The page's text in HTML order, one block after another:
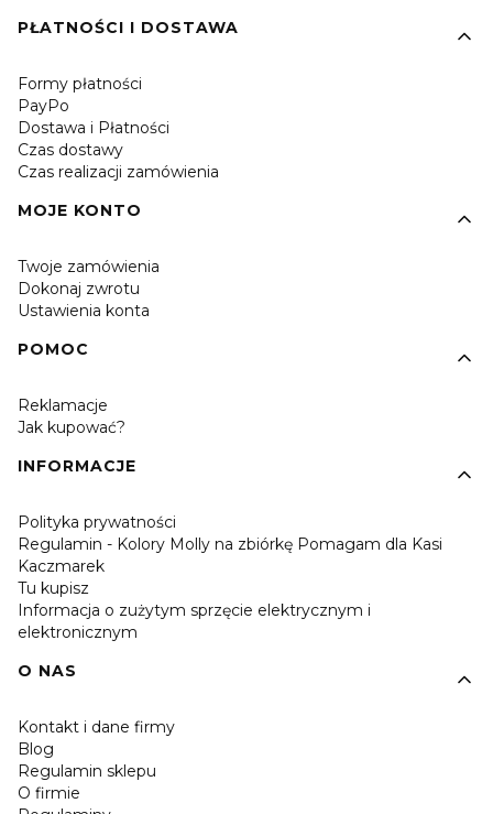
PŁATNOŚCI I DOSTAWA
Formy płatności
PayPo
Dostawa i Płatności
Czas dostawy
Czas realizacji zamówienia
MOJE KONTO
Twoje zamówienia
Dokonaj zwrotu
Ustawienia konta
POMOC
Reklamacje
Jak kupować?
INFORMACJE
Polityka prywatności
Regulamin - Kolory Molly na zbiórkę Pomagam dla Kasi
Kaczmarek
Tu kupisz
Informacja o zużytym sprzęcie elektrycznym i
elektronicznym
O NAS
Kontakt i dane firmy
Blog
Regulamin sklepu
O firmie